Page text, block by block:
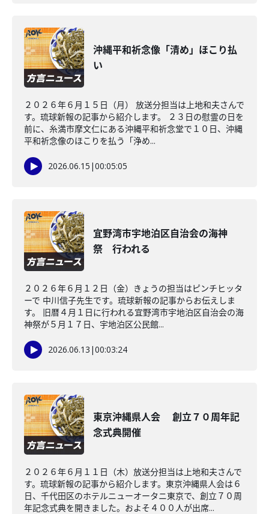
沖縄平和祈念像「清め」ほこり払
い
２０２６年６月１５日（月） 放送分担当は上地和夫さんで
す。琉球新報の記事から紹介します。 ２３日の慰霊の日を
前に、糸満市摩文仁にある沖縄平和祈念堂で１０日、沖縄
平和祈念像のほこりを払う「浄め...
2026.06.15 |00:05:05
宜野湾市宇地泊区自治会の海神
祭 行われる
２０２６年６月１２日（金）きょうの担当はピンチヒッタ
ーで 中川信子先生です。琉球新報の記事からお伝えしま
す。 旧暦４月１日に行われる宜野湾市宇地泊区自治会の海
神祭が５月１７日、宇地泊区公民館...
2026.06.13 |00:03:24
東京沖縄県人会 創立７０周年記
念式典開催
２０２６年６月１１日（木）放送分担当は上地和夫さんで
す。琉球新報の記事から紹介します。東京沖縄県人会は６
日、千代田区のホテルニューオータニ東京で、創立７０周
年記念式典を開きました。およそ４００人が出席...